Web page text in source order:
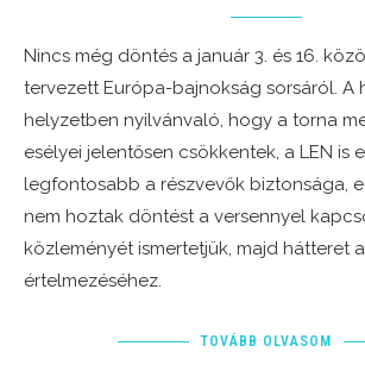
Nincs még döntés a január 3. és 16.
tervezett Európa-bajnokság sorsáról. A
helyzetben nyilvánvaló, hogy a torna
esélyei jelentősen csökkentek, a LEN is
legfontosabb a részvevők biztonsága,
nem hoztak döntést a versennyel
közleményét ismertetjük, majd hátteret
értelmezéséhez.
TOVÁBB OLVASOM